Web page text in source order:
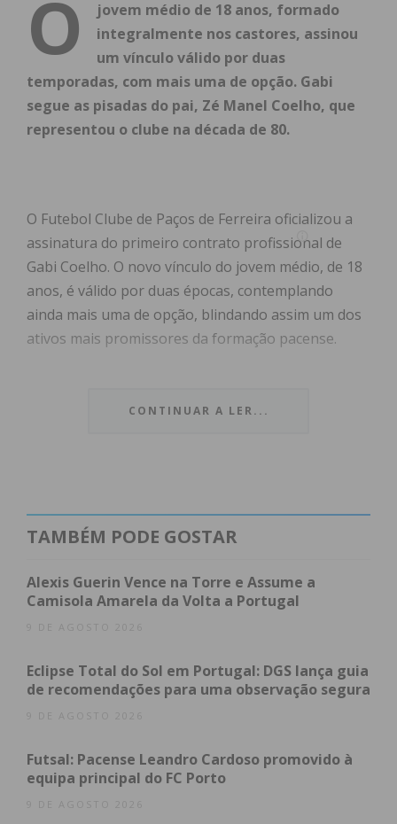
O
jovem médio de 18 anos, formado
integralmente nos castores, assinou
um vínculo válido por duas
temporadas, com mais uma de opção. Gabi
segue as pisadas do pai, Zé Manel Coelho, que
representou o clube na década de 80.
O Futebol Clube de Paços de Ferreira oficializou a
assinatura do primeiro contrato profissional de
Gabi Coelho. O novo vínculo do jovem médio, de 18
anos, é válido por duas épocas, contemplando
ainda mais uma de opção, blindando assim um dos
ativos mais promissores da formação pacense.
local onde cumpre todas as etapas do
Juniores A.
Índice
Às portas da equipa principal
O seu rendimento mereceu a atenção da estrutura
técnica liderada pela equipa profissional.
na Liga Portugal na época transata,
CONTINUAR A LER...
TAMBÉM PODE GOSTAR
Alexis Guerin Vence na Torre e Assume a
Camisola Amarela da Volta a Portugal
9 DE AGOSTO 2026
Eclipse Total do Sol em Portugal: DGS lança guia
de recomendações para uma observação segura
9 DE AGOSTO 2026
Futsal: Pacense Leandro Cardoso promovido à
equipa principal do FC Porto
9 DE AGOSTO 2026